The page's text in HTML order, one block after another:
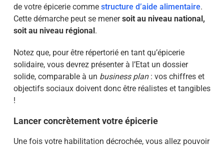
de votre épicerie comme structure d’aide alimentaire.
Cette démarche peut se menersoit au niveau national,
soit au niveau régional.
Notez que, pour être répertorié en tant qu’épicerie
solidaire, vous devrez présenter à l’Etat un dossier
solide, comparable à un business plan: vos chiffres et
objectifs sociaux doivent donc être réalistes et tangibles
!
Lancer concrètement votre épicerie
Une fois votre habilitation décrochée, vous allez pouvoir